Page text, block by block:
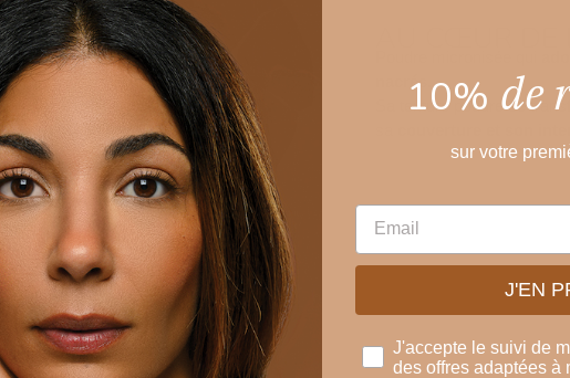
nacrés.
Sa texture poudre se
10% de
sur votre
EMAIL
J'EN
J'accepte le suivi de
des offres adaptées à